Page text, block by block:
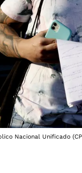
Nacional Unificado